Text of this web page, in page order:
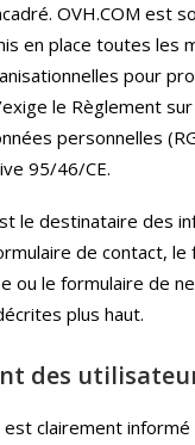
OVH.COM est
en place toutes les
pour
le Règlement sur
personnelles
95/46/CE.
le destinataire des
de contact, le
ou le formulaire de
plus haut.
des
est clairement informé